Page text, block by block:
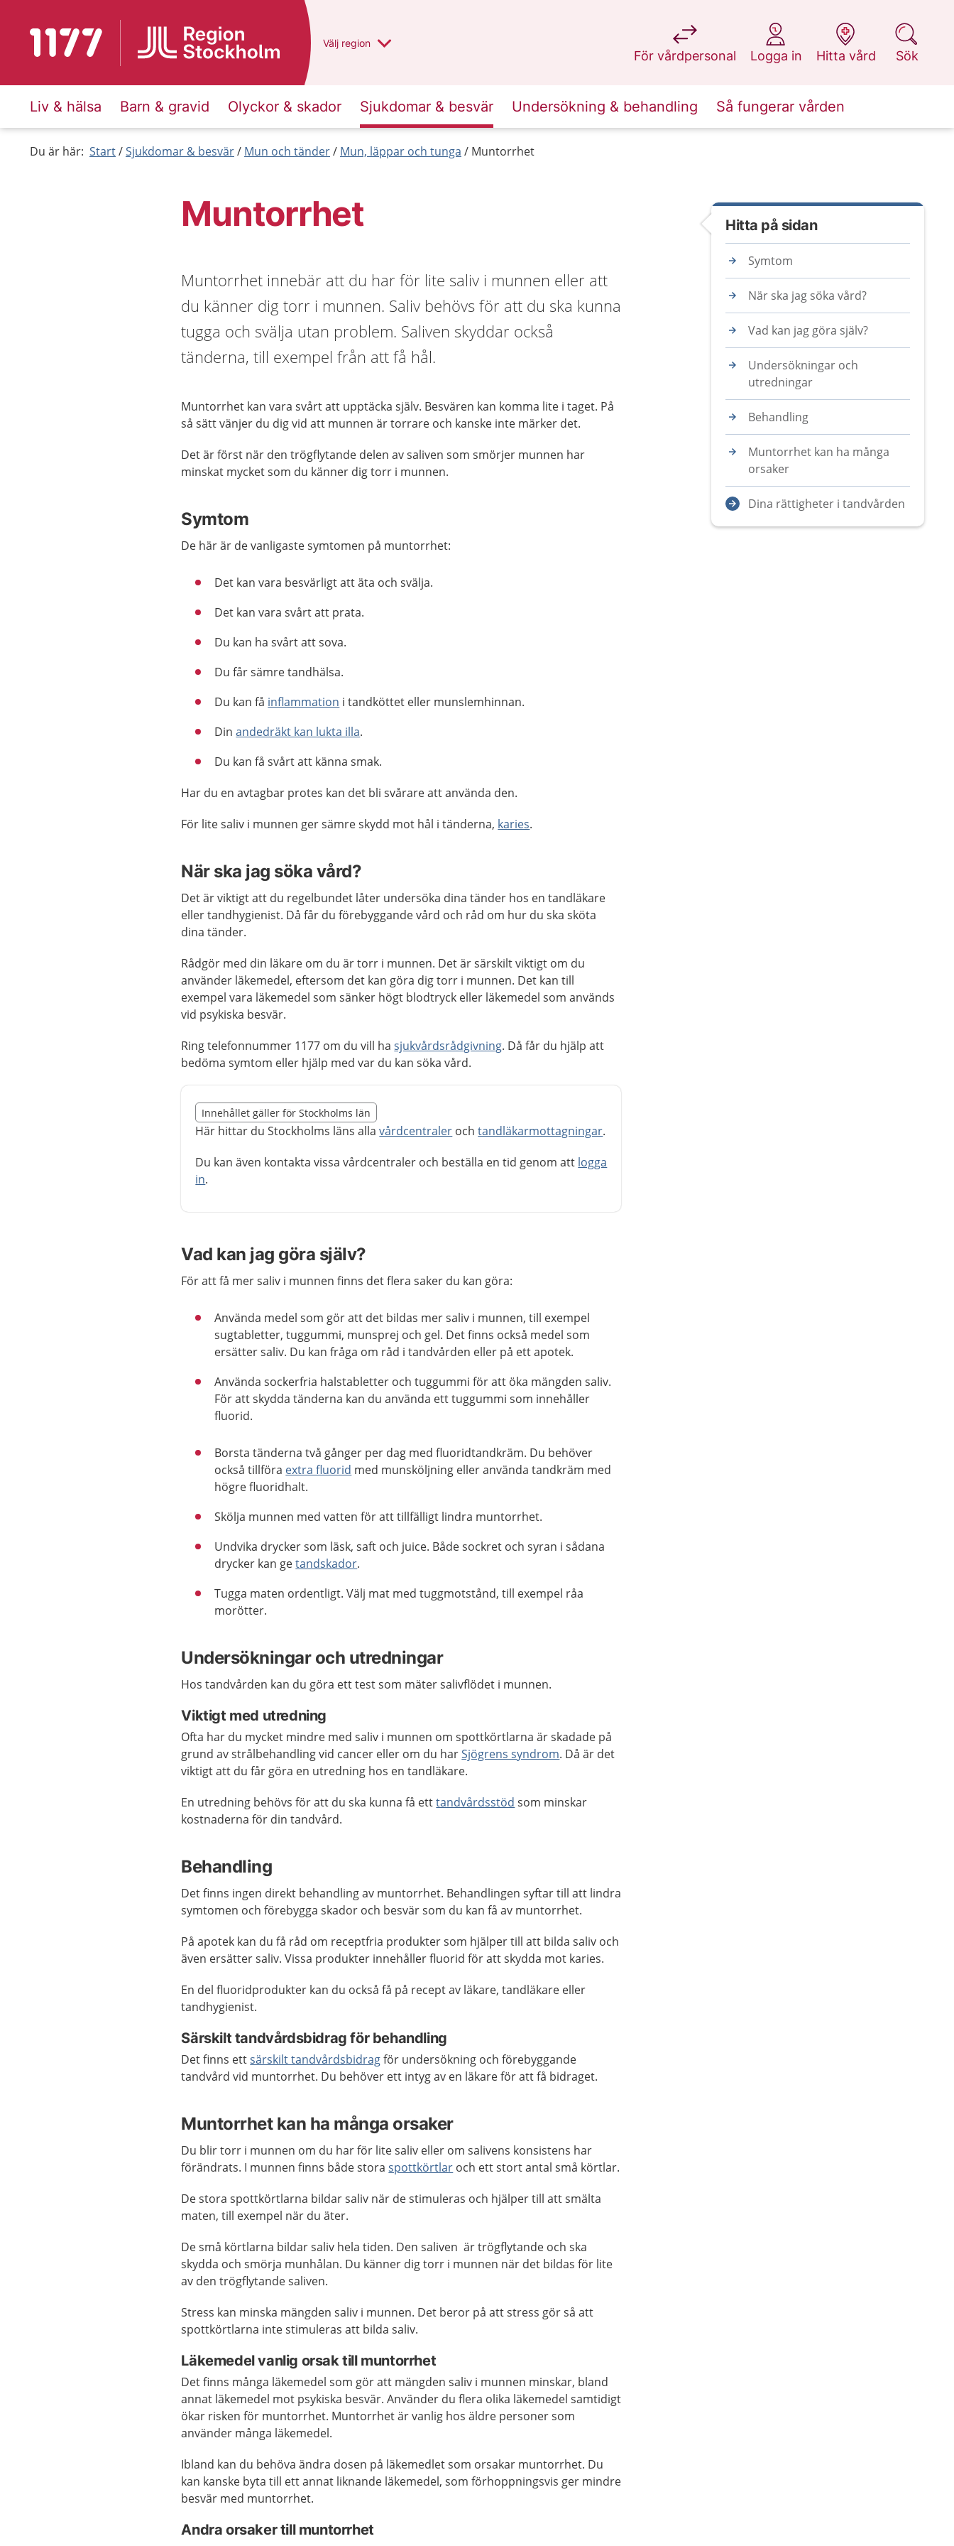
Till startsidan för 1177 Du har valt region
Välj en annan
region
För vårdpersonal
på 1177.se
Logga in
på 1177.se
Hitta vård
på 1177.se
Sök
på 1177.se
Liv & hälsa Barn & gravid Olyckor & skador Sjukdomar & besvär Undersökning & behandling Så fungerar vården
Du är här: Start Sjukdomar & besvär Mun och tänder Mun, läppar och tunga Muntorrhet
Muntorrhet
Muntorrhet innebär att du har för lite saliv i munnen eller att
du känner dig torr i munnen. Saliv behövs för att du ska kunna
tugga och svälja utan problem. Saliven skyddar också
tänderna, till exempel från att få hål.
Muntorrhet kan vara svårt att upptäcka själv. Besvären kan komma lite i taget. På
så sätt vänjer du dig vid att munnen är torrare och kanske inte märker det.
Det är först när den trögflytande delen av saliven som smörjer munnen har
minskat mycket som du känner dig torr i munnen.
Symtom
De här är de vanligaste symtomen på muntorrhet:
Det kan vara besvärligt att äta och svälja.
Det kan vara svårt att prata.
Du kan ha svårt att sova.
Du får sämre tandhälsa.
Du kan få inflammation i tandköttet eller munslemhinnan.
Dinandedräkt kan lukta illa.
Du kan få svårt att känna smak.
Har du en avtagbar protes kan det bli svårare att använda den.
För lite saliv i munnen ger sämre skydd mot hål i tänderna, karies.
När ska jag söka vård?
Det är viktigt att du regelbundet låter undersöka dina tänder hos en tandläkare
eller tandhygienist. Då får du förebyggande vård och råd om hur du ska sköta
dina tänder.
Rådgör med din läkare om du är torr i munnen. Det är särskilt viktigt om du
använder läkemedel, eftersom det kan göra dig torr i munnen. Det kan till
exempel vara läkemedel som sänker högt blodtryck eller läkemedel som används
vid psykiska besvär.
Ring telefonnummer 1177 om du vill hasjukvårdsrådgivning. Då får du hjälp att
bedöma symtom eller hjälp med var du kan söka vård.
Nedan innehåll gäller region Stockholms län
Innehållet gäller för Stockholms län
Här hittar du Stockholms läns allavårdcentraler ochtandläkarmottagningar.
Du kan även kontakta vissa vårdcentraler och beställa en tid genom att logga
in.
Slut på det regionala tillägget från region Stockholms län
Vad kan jag göra själv?
För att få mer saliv i munnen finns det flera saker du kan göra:
Använda medel som gör att det bildas mer saliv i munnen, till exempel
sugtabletter, tuggummi, munsprej och gel. Det finns också medel som
ersätter saliv. Du kan fråga om råd i tandvården eller på ett apotek.
Använda sockerfria halstabletter och tuggummi för att öka mängden saliv.
För att skydda tänderna kan du använda ett tuggummi som innehåller
fluorid.
Borsta tänderna två gånger per dag med fluoridtandkräm. Du behöver
också tillföra extra fluorid med munsköljning eller använda tandkräm med
högre fluoridhalt.
Skölja munnen med vatten för att tillfälligt lindra muntorrhet.
Undvika drycker som läsk, saft och juice. Både sockret och syran i sådana
drycker kan getandskador.
Tugga maten ordentligt. Välj mat med tuggmotstånd, till exempel råa
morötter.
Undersökningar och utredningar
Hos tandvården kan du göra ett test som mäter salivflödet i munnen.
Viktigt med utredning
Ofta har du mycket mindre med saliv i munnen om spottkörtlarna är skadade på
grund av strålbehandling vid cancer eller om du harSjögrens syndrom. Då är det
viktigt att du får göra en utredning hos en tandläkare.
En utredning behövs för att du ska kunna få etttandvårdsstöd som minskar
kostnaderna för din tandvård.
Behandling
Det finns ingen direkt behandling av muntorrhet. Behandlingen syftar till att lindra
symtomen och förebygga skador och besvär som du kan få av muntorrhet.
På apotek kan du få råd om receptfria produkter som hjälper till att bilda saliv och
även ersätter saliv. Vissa produkter innehåller fluorid för att skydda mot karies.
En del fluoridprodukter kan du också få på recept av läkare, tandläkare eller
tandhygienist.
Särskilt tandvårdsbidrag för behandling
Det finns ettsärskilt tandvårdsbidragför undersökning och förebyggande
tandvård vid muntorrhet. Du behöver ett intyg av en läkare för att få bidraget.
Muntorrhet kan ha många orsaker
Du blir torr i munnen om du har för lite saliv eller om salivens konsistens har
förändrats. I munnen finns både storaspottkörtlar och ett stort antal små körtlar.
De stora spottkörtlarna bildar saliv när de stimuleras och hjälper till att smälta
maten, till exempel när du äter.
De små körtlarna bildar saliv hela tiden. Den saliven är trögflytande och ska
skydda och smörja munhålan. Du känner dig torr i munnen när det bildas för lite
av den trögflytande saliven.
Stress kan minska mängden saliv i munnen. Det beror på att stress gör så att
spottkörtlarna inte stimuleras att bilda saliv.
Läkemedel vanlig orsak till muntorrhet
Det finns många läkemedel som gör att mängden saliv i munnen minskar, bland
annat läkemedel mot psykiska besvär. Använder du flera olika läkemedel samtidigt
ökar risken för muntorrhet. Muntorrhet är vanlig hos äldre personer som
använder många läkemedel.
Ibland kan du behöva ändra dosen på läkemedlet som orsakar muntorrhet. Du
kan kanske byta till ett annat liknande läkemedel, som förhoppningsvis ger mindre
besvär med muntorrhet.
Andra orsaker till muntorrhet
Hitta på sidan
Symtom
När ska jag söka vård?
Vad kan jag göra själv?
Undersökningar och
utredningar
Behandling
Muntorrhet kan ha många
orsaker
Dina rättigheter i tandvården